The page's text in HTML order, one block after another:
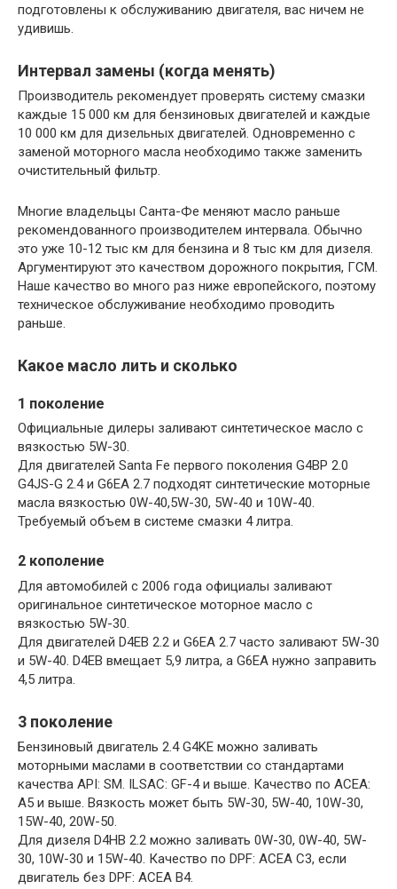
подготовлены к обслуживанию двигателя, вас ничем не
удивишь.
Интервал замены (когда менять)
Производитель рекомендует проверять систему смазки
каждые 15 000 км для бензиновых двигателей и каждые
10 000 км для дизельных двигателей. Одновременно с
заменой моторного масла необходимо также заменить
очистительный фильтр.
Многие владельцы Санта-Фе меняют масло раньше
рекомендованного производителем интервала. Обычно
это уже 10-12 тыс км для бензина и 8 тыс км для дизеля.
Аргументируют это качеством дорожного покрытия, ГСМ.
Наше качество во много раз ниже европейского, поэтому
техническое обслуживание необходимо проводить
раньше.
Какое масло лить и сколько
1 поколение
Официальные дилеры заливают синтетическое масло с
вязкостью 5W-30.
Для двигателей Santa Fe первого поколения G4BP 2.0
G4JS-G 2.4 и G6EA 2.7 подходят синтетические моторные
масла вязкостью 0W-40,5W-30, 5W-40 и 10W-40.
Требуемый объем в системе смазки 4 литра.
2 кополение
Для автомобилей с 2006 года официалы заливают
оригинальное синтетическое моторное масло с
вязкостью 5W-30.
Для двигателей D4EB 2.2 и G6EA 2.7 часто заливают 5W-30
и 5W-40. D4EB вмещает 5,9 литра, а G6EA нужно заправить
4,5 литра.
3 поколение
Бензиновый двигатель 2.4 G4KE можно заливать
моторными маслами в соответствии со стандартами
качества API: SM. ILSAC: GF-4 и выше. Качество по ACEA:
A5 и выше. Вязкость может быть 5W-30, 5W-40, 10W-30,
15W-40, 20W-50.
Для дизеля D4HB 2.2 можно заливать 0W-30, 0W-40, 5W-
30, 10W-30 и 15W-40. Качество по DPF: ACEA C3, если
двигатель без DPF: ACEA B4.